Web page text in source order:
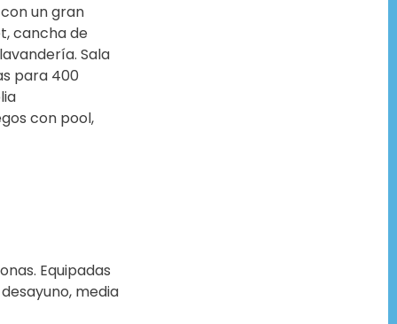
un gran
cancha de
Sala
para 400
con pool,
Equipadas
media